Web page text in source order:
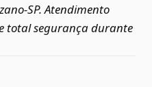
Atendimento
total segurança durante